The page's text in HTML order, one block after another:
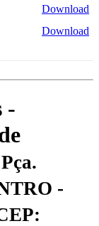
Download
Download
-
-